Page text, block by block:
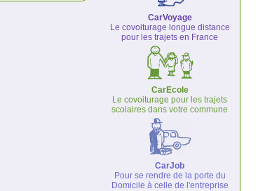
CarVoyage
Le covoiturage longue distance
pour les trajets en France
CarEcole
Le covoiturage pour les trajets
scolaires dans votre commune
CarJob
Pour se rendre de la porte du
Domicile à celle de l'entreprise